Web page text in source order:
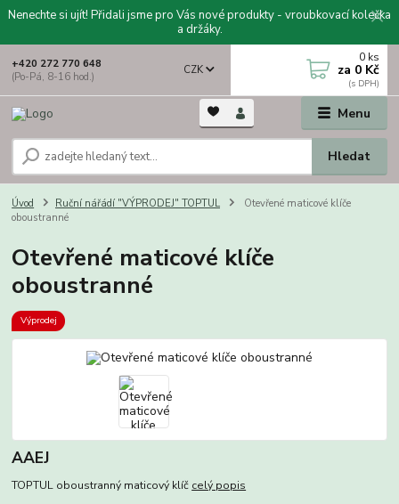
Nenechte si ujít! Přidali jsme pro Vás nové produkty - vroubkovací kolečka
a držáky.
Menu
CZK
Hledat
+420 272 770 648
(Po-Pá, 8-16 hod.)
0 ks
za 0 Kč
Úvod Ruční nářádí "VÝPRODEJ" TOPTUL
Otevřené maticové klíče
oboustranné
Otevřené maticové klíče
oboustranné
Výprodej
AAEJ
TOPTUL oboustranný maticový klíč celý popis